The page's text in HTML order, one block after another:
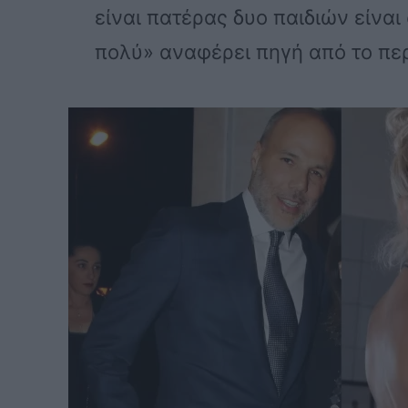
είναι πατέρας δυο παιδιών
πολύ» αναφέρει πηγή από το